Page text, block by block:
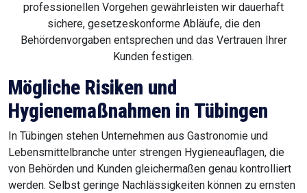
professionellen Vorgehen gewährleisten wir dauerhaft
sichere, gesetzeskonforme Abläufe, die den
Behördenvorgaben entsprechen und das Vertrauen Ihrer
Kunden festigen.
Mögliche Risiken und
Hygienemaßnahmen in Tübingen
In Tübingen stehen Unternehmen aus Gastronomie und
Lebensmittelbranche unter strengen Hygieneauflagen, die
von Behörden und Kunden gleichermaßen genau kontrolliert
werden. Selbst geringe Nachlässigkeiten können zu ernsten